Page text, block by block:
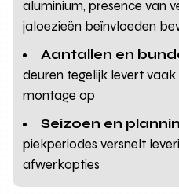
aluminium, presence van
jaloezieën beïnvloeden
Aantallen en
deuren tegelijk levert
montage op
Seizoen en
piekperiodes versnelt
afwerkopties